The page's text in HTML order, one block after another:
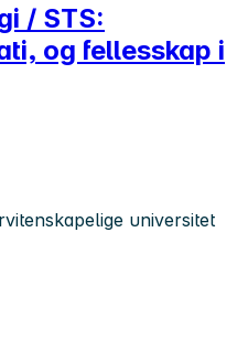
/ STS:
og fellesskap i
universitet